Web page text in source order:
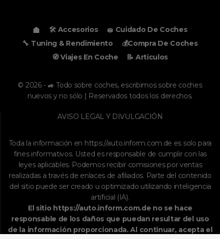
🛠️ Accesorios
🧽 Cuidado De Coches
🔧 Tuning & Rendimiento
💰Compra De Coches
🧭 Viajes En Coche
📝 Artículos
© 2026 - 🚙 Todo sobre coches, escribimos sobre coches
nuevos y no sólo | Reservados todos los derechos.
AVISO LEGAL Y DIVULGACIÓN
Toda la información en https://auto.inform.com.de es solo para
fines informativos. Usted es responsable de cumplir con las
leyes aplicables. Podemos recibir comisiones por ventas
realizadas a través de enlaces de afiliados. Parte del contenido
del sitio puede ser creado u optimizado utilizando inteligencia
artificial (IA).
El sitio https://auto.inform.com.de no se hace
responsable de los daños que puedan resultar del uso
de la información proporcionada. Al continuar, acepta el